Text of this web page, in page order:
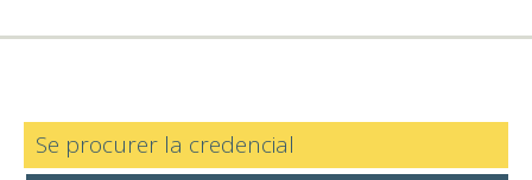
Se procurer la credencial